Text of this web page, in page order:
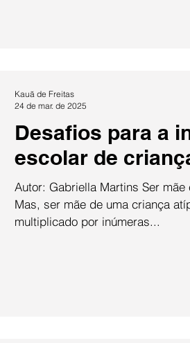
Desafios para a
escolar de
Autor: Gabriella Martins Ser
Mas, ser mãe de uma criança
multiplicado por inúmeras...
Kauã de Freitas
24 de mar. de 2025